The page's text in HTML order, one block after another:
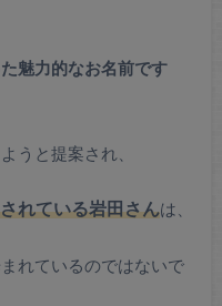
魅力的なお名前です
うと提案され、
れている岩田さんは、
れているのではないで